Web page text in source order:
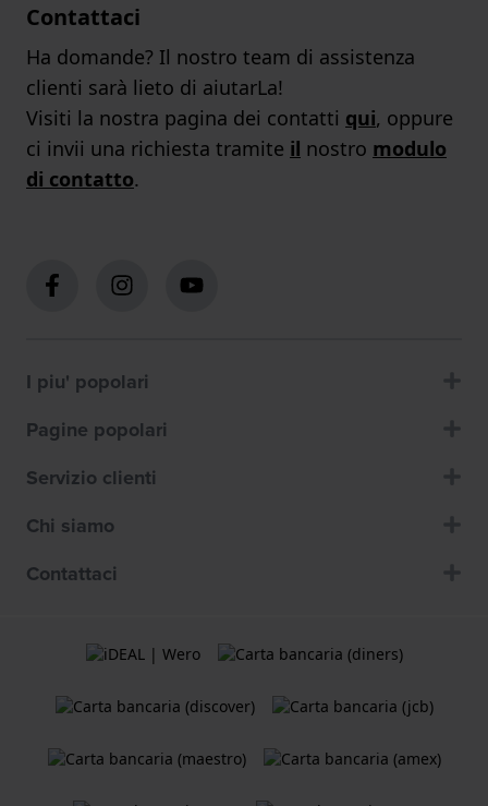
Contattaci
Ha domande? Il nostro team di assistenza
clienti sarà lieto di aiutarLa!
Visiti la nostra pagina dei contatti qui, oppure
ci invii una richiesta tramite il nostro modulo
di contatto.
I piu' popolari
Pagine popolari
Servizio clienti
Chi siamo
Contattaci